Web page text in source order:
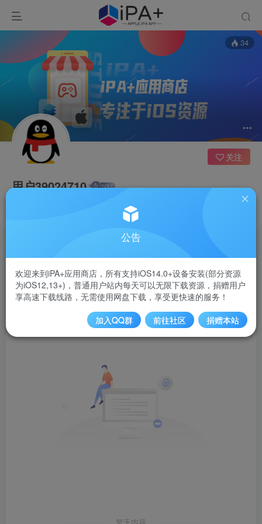
34
用户39024710
关注
文章0 收藏0 评论0 反馈1 粉丝0
发布 0 排序
公告
欢迎来到iPA+应用商店，所有支持iOS14.0+设备安装(部分资源
为iOS12,13+)，普通用户站内每天可以无限下载资源，捐赠用户
享高速下载线路，无需使用网盘下载，享受更快速的服务！
加入QQ群 前往社区 捐赠本站